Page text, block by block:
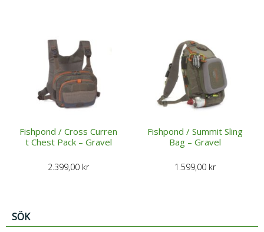
Fishpond / Cross Curren
t Chest Pack – Gravel
2.399,00 kr
Fishpond / Summit Sling
Bag – Gravel
1.599,00 kr
SÖK